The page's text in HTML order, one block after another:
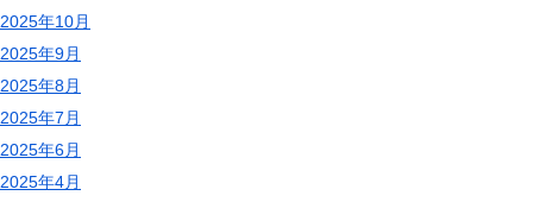
2025年10月
2025年9月
2025年8月
2025年7月
2025年6月
2025年4月